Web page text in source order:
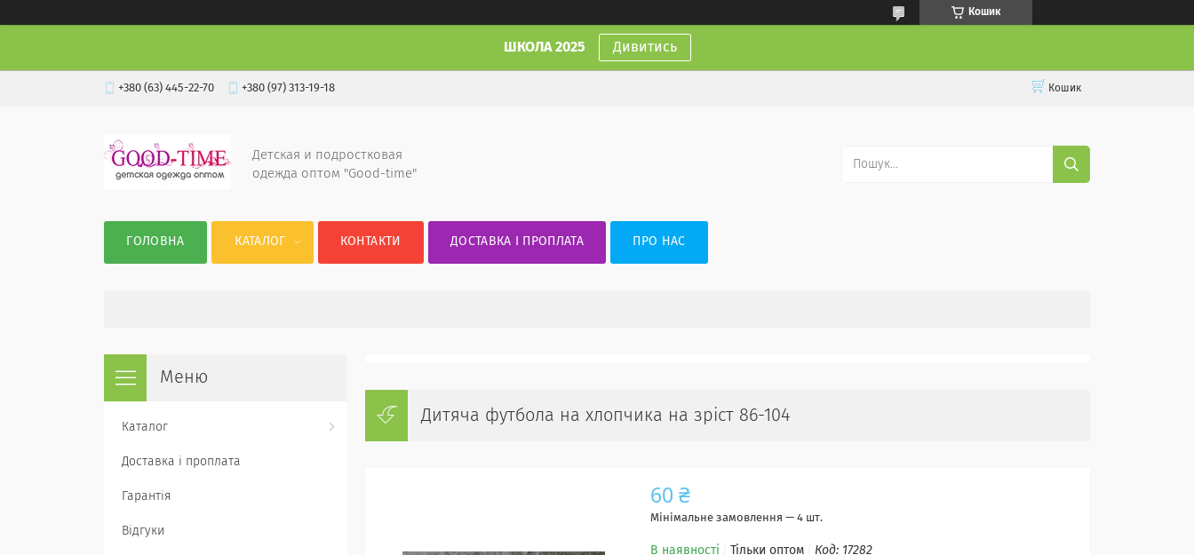
Кошик
ШКОЛА 2025 Дивитись
+380 (63) 445-22-70 +380 (97) 313-19-18 Кошик
Детская и подростковая
одежда оптом "Good-time"
ГОЛОВНА КАТАЛОГ КОНТАКТИ ДОСТАВКА І ПРОПЛАТА ПРО НАС
Дитяча футбола на хлопчика на зріст 86-104
60 ₴
Мінімальне замовлення — 4 шт.
В наявності Тільки оптом Код: 17282
Каталог
Доставка і проплата
Гарантія
Відгуки